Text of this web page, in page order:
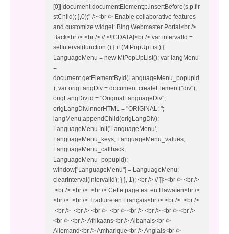
[0]||document.documentElement;p.insertBefore(s,p.fir
stChild); },0);" /><br /> Enable collaborative features
and customize widget: Bing Webmaster Portal<br />
Back<br /> <br /> // <![CDATA[<br /> var intervalId =
setInterval(function () { if (MtPopUpList) {
LanguageMenu = new MtPopUpList(); var langMenu
=
document.getElementById(LanguageMenu_popupid
); var origLangDiv = document.createElement("div");
origLangDiv.id = "OriginalLanguageDiv";
origLangDiv.innerHTML = "ORIGINAL: ";
langMenu.appendChild(origLangDiv);
LanguageMenu.Init('LanguageMenu',
LanguageMenu_keys, LanguageMenu_values,
LanguageMenu_callback,
LanguageMenu_popupid);
window["LanguageMenu"] = LanguageMenu;
clearInterval(intervalId); } }, 1); <br /> // ]]><br /> <br />
<br /> <br /> <br /> Cette page est en Hawaïen<br />
<br /> <br /> Traduire en Français<br /> <br /> <br />
<br /> <br /> <br /> <br /> <br /> <br /> <br /> <br />
<br /> <br /> Afrikaans<br /> Albanais<br />
Allemand<br /> Amharique<br /> Anglais<br />